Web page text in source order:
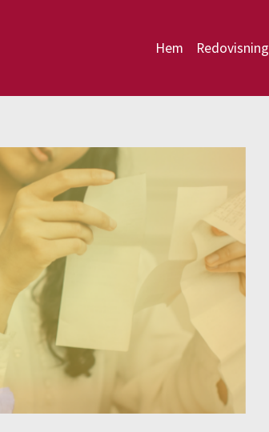
Hem Redovisning